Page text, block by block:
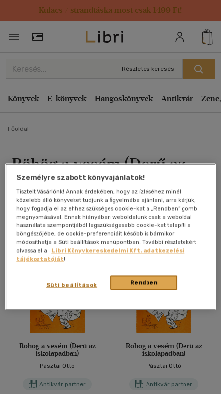
Kulacs / strandtáska most csak 1499 Ft!
Törzsvásárlói Kártya adatai
Részletes keresés
Könyvek E-könyvek Hangoskönyvek Antikvár
Főoldal
Röhög a vesém (Derű az
iskolapadban)
Pásztai Ottó
Antikvár könyv (4db)
Röhög a vesém (Derű az
iskolapadban)
Pásztai Ottó
Antikvár partner
Röhög a vesém (Derű az
iskolapadban)
Pásztai Ottó
Antikvár partner
Személyre szabott könyvajánlatok!
Tisztelt Vásárlónk! Annak érdekében, hogy az ízléséhez minél
közelebb álló könyveket tudjunk a figyelmébe ajánlani, arra kérjük,
hogy fogadja el az ehhez szükséges cookie-kat a „Rendben” gomb
megnyomásával. Ennek hiányában weboldalunk csak a weboldal
használata szempontjából legszükségesebb cookie-kat telepíti a
böngészőjébe, de cookie-preferenciáit később is bármikor
módosíthatja a Süti beállítások menüpontban. További részletekért
olvassa el a
Libri Könyvkereskedelmi Kft. adatkezelési
tájékoztatóját!
Rendben
Süti beállítások